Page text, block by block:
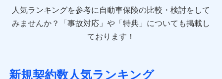
sompo.co.jp/)
東京海上ダイレクト損害保険株式会社 (https://www.e-
AIG損害保険株式会社 (https://www.aig.co.jp/sonpo)
ジェイアイ傷害火災保険株式会社
人気ランキングを参考に自動車保険の比較・検討をして
みませんか？
「事故対応」や「特典」についても掲載し
ております！
新規契約数人気ランキング